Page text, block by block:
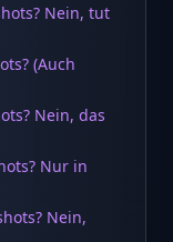
Nein, tut
(Auch
Nein, das
Nur in
Nein,